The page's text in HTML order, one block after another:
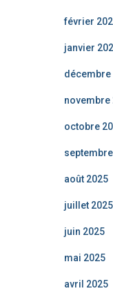
février
janvier
décembre
novembre
octobre
août 2025
juillet 2025
juin 2025
mai 2025
avril 2025